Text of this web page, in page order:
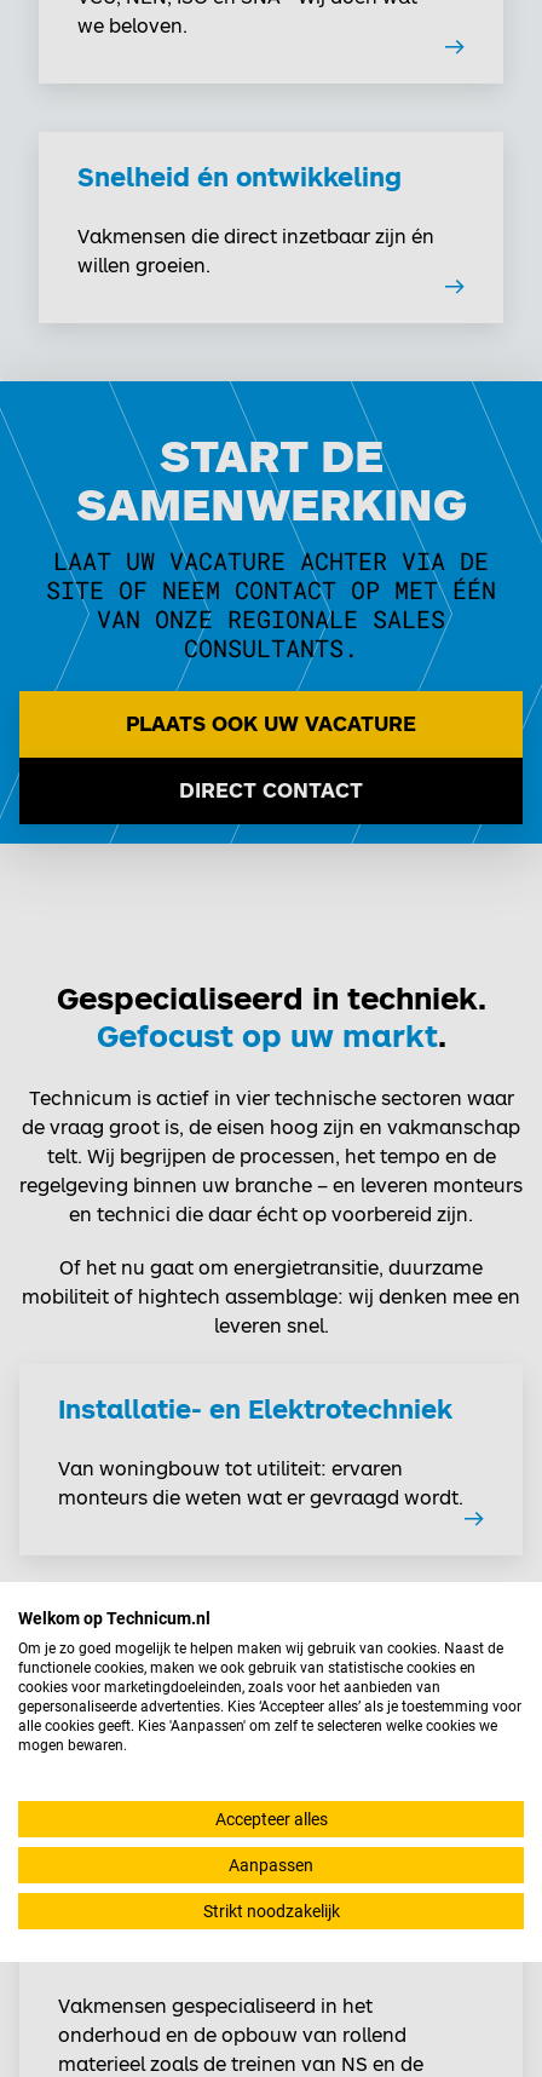
we beloven.
Snelheid én ontwikkeling
Vakmensen die direct inzetbaar zijn én
willen groeien.
START DE
SAMENWERKING
LAAT UW VACATURE ACHTER VIA DE
SITE OF NEEM CONTACT OP MET ÉÉN
VAN ONZE REGIONALE SALES
CONSULTANTS.
PLAATS OOK UW VACATURE
DIRECT CONTACT
Gespecialiseerd in techniek.
Gefocust op uw markt.
Technicum is actief in vier technische sectoren waar
de vraag groot is, de eisen hoog zijn en vakmanschap
telt. Wij begrijpen de processen, het tempo en de
regelgeving binnen uw branche – en leveren monteurs
en technici die daar écht op voorbereid zijn.
Of het nu gaat om energietransitie, duurzame
mobiliteit of hightech assemblage: wij denken mee en
leveren snel.
Installatie- en Elektrotechniek
Van woningbouw tot utiliteit: ervaren
monteurs die weten wat er gevraagd wordt.
Energietechniek
Gecertificeerde specialisten voor
energienetwerken, duurzame
Vakmensen gespecialiseerd in het
onderhoud en de opbouw van rollend
materieel zoals de treinen van NS en de
Welkom op Technicum.nl
Om je zo goed mogelijk te helpen maken wij gebruik van cookies. Naast de
functionele cookies, maken we ook gebruik van statistische cookies en
cookies voor marketingdoeleinden, zoals voor het aanbieden van
gepersonaliseerde advertenties. Kies ‘Accepteer alles’ als je toestemming voor
alle cookies geeft. Kies 'Aanpassen' om zelf te selecteren welke cookies we
mogen bewaren.
Accepteer alles
Aanpassen
Strikt noodzakelijk